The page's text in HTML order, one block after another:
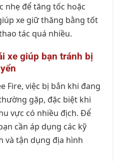
nhẹ để tăng tốc hoặc
xe giữ thăng bằng tốt
tác quá nhiều.
xe giúp bạn tránh bị
Fire, việc bị bắn khi đang
gặp, đặc biệt khi
vực có nhiều địch. Để
cần áp dụng các kỹ
và tận dụng địa hình